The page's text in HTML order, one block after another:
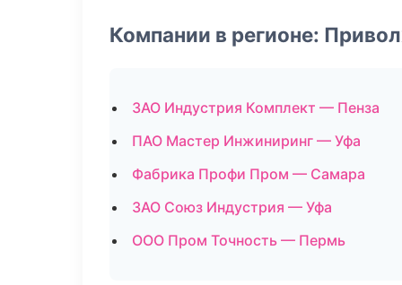
Компании в регионе:
ЗАО Индустрия Комплект — Пенза
ПАО Мастер Инжиниринг — Уфа
Фабрика Профи Пром — Самара
ЗАО Союз Индустрия — Уфа
ООО Пром Точность — Пермь